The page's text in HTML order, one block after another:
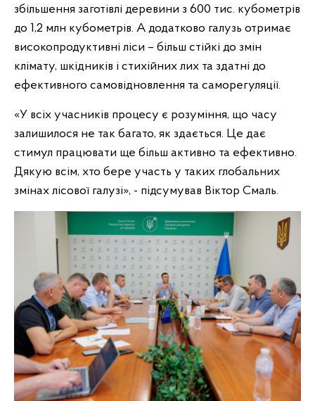
збільшення заготівлі деревини з 600 тис. кубометрів
до 1,2 млн кубометрів. А додатково галузь отримає
високопродуктивні ліси – більш стійкі до змін
клімату, шкідників і стихійних лих та здатні до
ефективного самовідновлення та саморегуляції.
«У всіх учасників процесу є розуміння, що часу
залишилося не так багато, як здається. Це дає
стимул працювати ще більш активно та ефективно.
Дякую всім, хто бере участь у таких глобальних
змінах лісової галузі», - підсумував Віктор Смаль.